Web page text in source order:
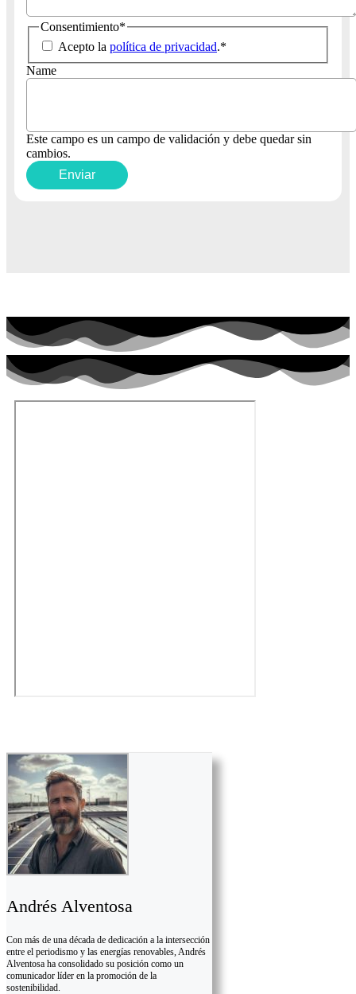
Consentimiento*
Acepto la política de privacidad.*
Name
Este campo es un campo de validación y debe quedar sin
cambios.
Andrés Alventosa
Con más de una década de dedicación a la intersección
entre el periodismo y las energías renovables, Andrés
Alventosa ha consolidado su posición como un
comunicador líder en la promoción de la
sostenibilidad.